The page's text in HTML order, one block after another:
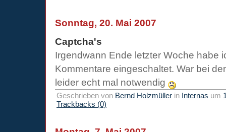
Sonntag, 20. Mai 2007
Captcha's
Irgendwann Ende letzter Woche habe
Kommentare eingeschaltet. War bei
leider echt mal notwendig
Geschrieben von Bernd Holzmüller in Internas um
Trackbacks (0)